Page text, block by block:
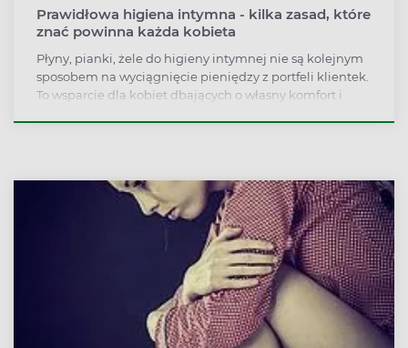
Prawidłowa higiena intymna - kilka zasad, które
znać powinna każda kobieta
Płyny, pianki, żele do higieny intymnej nie są kolejnym
sposobem na wyciągnięcie pieniędzy z portfeli klientek.
To wsparcie dla kobiet dbających o własny komfort i